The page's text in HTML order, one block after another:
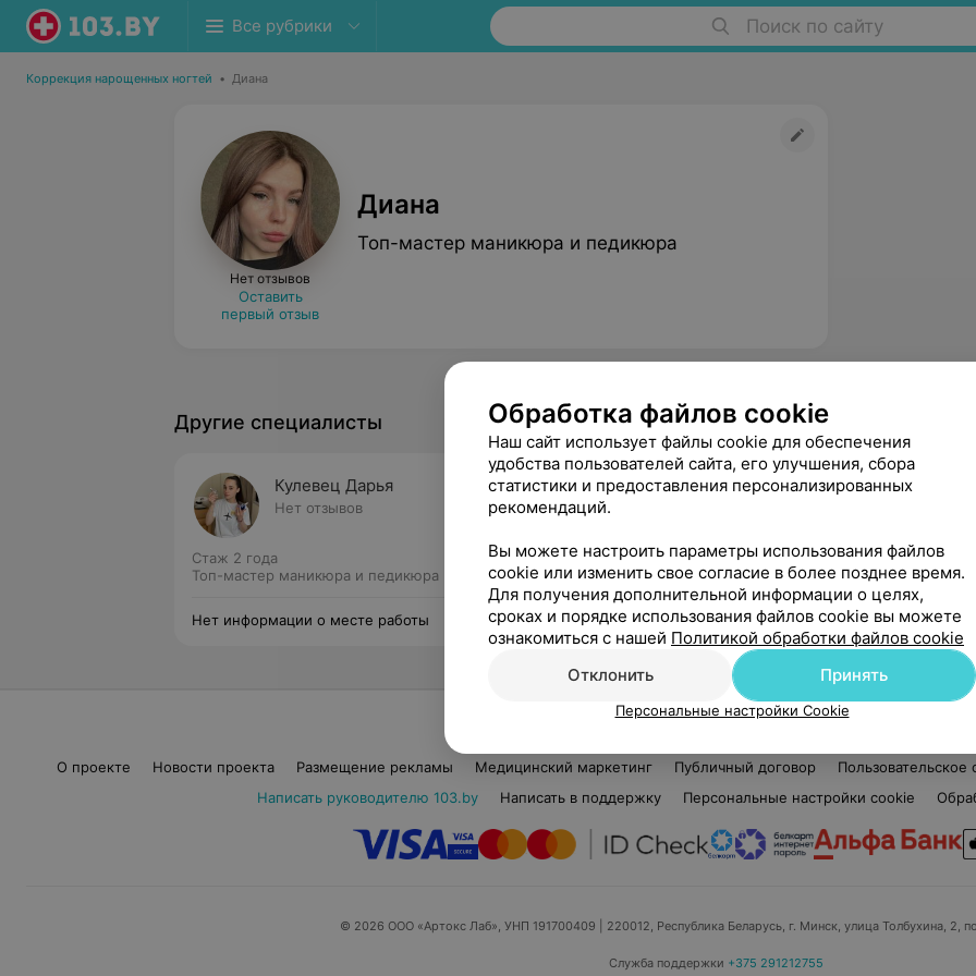
Все рубрики Поиск по сайту
Коррекция нарощенных ногтей • Диана
Нет отзывов
Оставить
первый отзыв
Диана
Топ-мастер маникюра и педикюра
Другие специалисты
Кулевец Дарья
Нет отзывов
Стаж 2 года
Топ-мастер маникюра и педикюра
Нет информации о месте работы
Червинская Анастасия
Топ-мастер маникюра и педикюра
Нет информации о месте работы
О проекте Новости проекта Размещение рекламы Медицинский маркетинг Публичный договор Пользовательское
Написать руководителю 103.by
Написать в поддержку Персональные настройки cookie
© 2026 ООО «Артокс Лаб», УНП 191700409 | 220012, Республика Беларусь, г. Минск, улица Толбухина, 2,
Служба поддержки +375 291212755
Обработка файлов cookie
Наш сайт использует файлы cookie для обеспечения
удобства пользователей сайта, его улучшения, сбора
статистики и предоставления персонализированных
рекомендаций.
Вы можете настроить параметры использования файлов
cookie или изменить свое согласие в более позднее время.
Для получения дополнительной информации о целях,
сроках и порядке использования файлов cookie вы можете
ознакомиться с нашей Политикой обработки файлов cookie
Отклонить
Принять
Персональные настройки Cookie